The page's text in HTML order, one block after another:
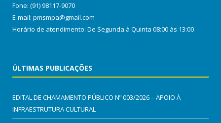
Fone: (91) 98117-9070
E-mail: pmsmpa@gmail.com
Horário de atendimento: De Segunda à Quinta 08:00 às 13:00
ÚLTIMAS PUBLICAÇÕES
EDITAL DE CHAMAMENTO PÚBLICO Nº 003/2026 – APOIO À
INFRAESTRUTURA CULTURAL